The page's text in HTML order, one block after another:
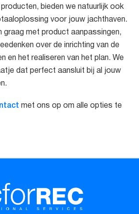
bieden we natuurlijk ook
voor jouw jachthaven.
graag met product aanpassingen,
over de inrichting van de
en het realiseren van het plan. We
dat perfect aansluit bij al jouw
met ons op om alle opties te